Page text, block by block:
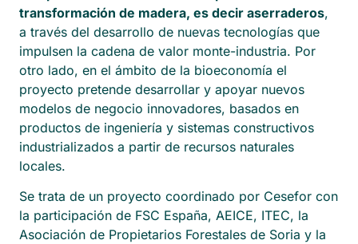
transformación de madera, es decir aserraderos,
a través del desarrollo de nuevas tecnologías que
impulsen la cadena de valor monte-industria. Por
otro lado, en el ámbito de la bioeconomía el
proyecto pretende desarrollar y apoyar nuevos
modelos de negocio innovadores, basados en
productos de ingeniería y sistemas constructivos
industrializados a partir de recursos naturales
locales.
Se trata de un proyecto coordinado por Cesefor con
la participación de FSC España, AEICE, ITEC, la
Asociación de Propietarios Forestales de Soria y la